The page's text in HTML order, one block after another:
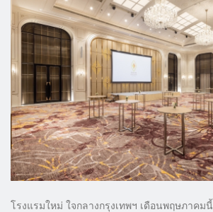
โรงแรมใหม่ ใจกลางกรุงเทพฯ เดือนพฤษภาคมนี้